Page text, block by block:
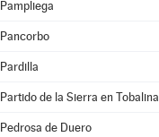
Pampliega
Pancorbo
Pardilla
Partido de la Sierra en Tobalina
Pedrosa de Duero